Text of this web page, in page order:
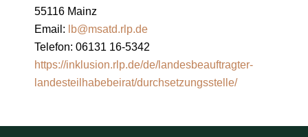
55116 Mainz
Email:
lb@msatd.rlp.de
Telefon: 06131 16-5342
https://inklusion.rlp.de/de/landesbeauftragter-
landesteilhabebeirat/durchsetzungsstelle/